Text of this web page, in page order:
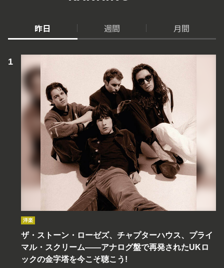
昨日 週間 月間
洋楽
ザ・ストーン・ローゼズ、チャプターハウス、プライ
マル・スクリーム――アナログ盤で再発されたUKロ
ックの金字塔を今こそ聴こう!